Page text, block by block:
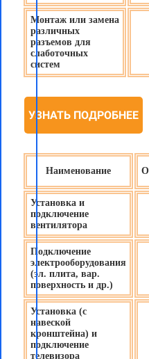
Монтаж или замена
различных
разъемов для
слаботочных
систем
УЗНАТЬ ПОДРОБНЕЕ
Наименование
Установка и
подключение
вентилятора
Подключение
электрооборудования
(эл. плита, вар.
поверхность и др.)
Установка (с
навеской
кронштейна) и
подключение
телевизора